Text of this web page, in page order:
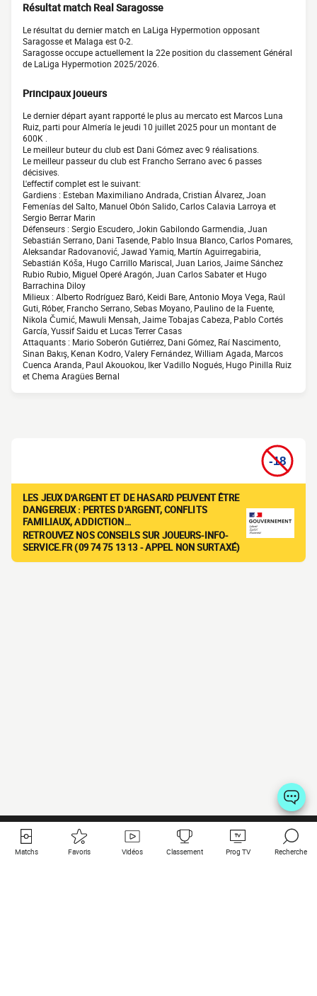
Résultat match Real Saragosse
Le résultat du dernier match en LaLiga Hypermotion opposant
Saragosse et Malaga est 0-2.
Saragosse occupe actuellement la 22e position du classement Général
de LaLiga Hypermotion 2025/2026.
Principaux joueurs
Le dernier départ ayant rapporté le plus au mercato est Marcos Luna
Ruiz, parti pour Almería le jeudi 10 juillet 2025 pour un montant de
600K .
Le meilleur buteur du club est Dani Gómez avec 9 réalisations.
Le meilleur passeur du club est Francho Serrano avec 6 passes
décisives.
L'effectif complet est le suivant:
Gardiens : Esteban Maximiliano Andrada, Cristian Álvarez, Joan
Femenías del Salto, Manuel Obón Salido, Carlos Calavia Larroya et
Sergio Berrar Marin
Défenseurs : Sergio Escudero, Jokin Gabilondo Garmendia, Juan
Sebastián Serrano, Dani Tasende, Pablo Insua Blanco, Carlos Pomares,
Aleksandar Radovanović, Jawad Yamiq, Martín Aguirregabiria,
Sebastián Kóša, Hugo Carrillo Mariscal, Juan Larios, Jaime Sánchez
Rubio Rubio, Miguel Operé Aragón, Juan Carlos Sabater et Hugo
Barrachina Diloy
Milieux : Alberto Rodríguez Baró, Keidi Bare, Antonio Moya Vega, Raúl
Guti, Róber, Francho Serrano, Sebas Moyano, Paulino de la Fuente,
Nikola Čumić, Mawuli Mensah, Jaime Tobajas Cabeza, Pablo Cortés
García, Yussif Saidu et Lucas Terrer Casas
Attaquants : Mario Soberón Gutiérrez, Dani Gómez, Raí Nascimento,
Sinan Bakış, Kenan Kodro, Valery Fernández, William Agada, Marcos
Cuenca Aranda, Paul Akouokou, Iker Vadillo Nogués, Hugo Pinilla Ruiz
et Chema Aragües Bernal
LES JEUX D'ARGENT ET DE HASARD PEUVENT ÊTRE
DANGEREUX : PERTES D'ARGENT, CONFLITS
FAMILIAUX, ADDICTION…
RETROUVEZ NOS CONSEILS SUR JOUEURS-INFO-
SERVICE.FR (09 74 75 13 13 - APPEL NON SURTAXÉ)
Matchs Favoris Vidéos Classement Prog TV Recherche